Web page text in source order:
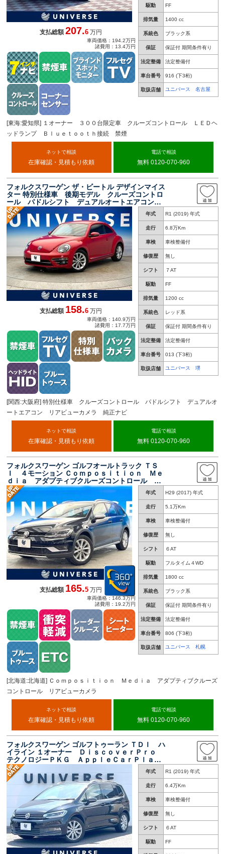
駆動 FF
排気量 1400 cc
系統色 ブラック系
保証 保証付 期間条件有り
法定整備 法定整備付
車台番号 916 (下3桁)
取扱店舗 ユニバース 名古屋
支払総額207.6 万円
車両価格：194.2万円
諸費用：13.4万円
[東海:愛知県] １オーナー ３００台限定車 クルーズコントロール ＬＥＤヘ
ッドランプ Ｂｌｕｅｔｏｏｔｈ接続 禁煙
ネットで相談
在庫確認・見積もり依頼
電話で相談
無料 0120-070-960
フォルクスワーゲン ザ・ビートル デザインマイス
ター 特別仕様車 後期モデル クルーズコントロ
ール パドルシフト デュアルオートエアコン
リアビューカメラ 純正ナビ 地デジＴＶ ＢＬ
ＵＥＴＯＯＴＨ接続 純正１７インチＡＷ 禁煙
車
年式 R1 (2019) 年式
走行 6.8万Km
車検 車検整備付
修復歴 無し
シフト ７AT
駆動 FF
排気量 1200 cc
系統色 レッド系
保証 保証付 期間条件有り
法定整備 法定整備付
車台番号 013 (下3桁)
取扱店舗 ユニバース 堺
支払総額158.6 万円
車両価格：140.9万円
諸費用：17.7万円
[関西:大阪府] 特別仕様車 クルーズコントロール パドルシフト デュアルオ
ートエアコン リアビューカメラ 純正ナビ
ネットで相談
在庫確認・見積もり依頼
電話で相談
無料 0120-070-960
フォルクスワーゲン ゴルフオールトラック ＴＳ
Ｉ ４モーション Ｃｏｍｐｏｓｉｔｉｏｎ Ｍｅ
ｄｉａ アダプティブクルーズコントロール リ
アビューカメラ アンビエントライト 純正ナ
ビ Ｂｌｕｅｔｏｏｔｈ ＥＴＣ ＬＥＤヘッド
ライト ヘッドライトウォッシャー
年式 H29 (2017) 年式
走行 5.1万Km
車検 車検整備付
修復歴 無し
シフト ６AT
駆動 フルタイム４WD
排気量 1800 cc
系統色 ブラック系
保証 保証付 期間条件有り
法定整備 法定整備付
車台番号 806 (下3桁)
取扱店舗 ユニバース 札幌
支払総額165.5 万円
車両価格：146.3万円
諸費用：19.2万円
[北海道:北海道] Ｃｏｍｐｏｓｉｔｉｏｎ Ｍｅｄｉａ アダプティブクルーズ
コントロール リアビューカメラ
ネットで相談
在庫確認・見積もり依頼
電話で相談
無料 0120-070-960
フォルクスワーゲン ゴルフトゥーラン ＴＤＩ ハ
イライン １オーナー ＤｉｓｃｏｖｅｒＰｒｏ
テクノロジーＰＫＧ ＡｐｐｌｅＣａｒＰｌａ
ｙ 純正ナビＴＶ 全席シートヒーター パワー
シート パワーバックドア ＬＥＤヘッド 純正
１７インチＡＷ ＥＴＣ 禁煙車
年式 R1 (2019) 年式
走行 6.4万Km
車検 車検整備付
修復歴 無し
シフト ６AT
駆動 FF